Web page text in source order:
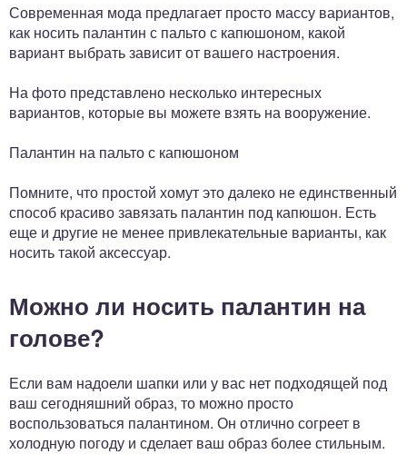
Современная мода предлагает просто массу вариантов,
как носить палантин с пальто с капюшоном, какой
вариант выбрать зависит от вашего настроения.
На фото представлено несколько интересных
вариантов, которые вы можете взять на вооружение.
Палантин на пальто с капюшоном
Помните, что простой хомут это далеко не единственный
способ красиво завязать палантин под капюшон. Есть
еще и другие не менее привлекательные варианты, как
носить такой аксессуар.
Можно ли носить палантин на
голове?
Если вам надоели шапки или у вас нет подходящей под
ваш сегодняшний образ, то можно просто
воспользоваться палантином. Он отлично согреет в
холодную погоду и сделает ваш образ более стильным.